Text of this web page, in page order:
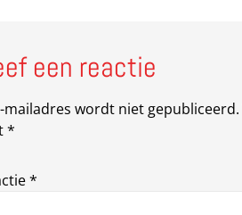
een reactie
mailadres wordt niet gepubliceerd.
*
*